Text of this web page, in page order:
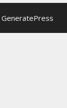
GeneratePress